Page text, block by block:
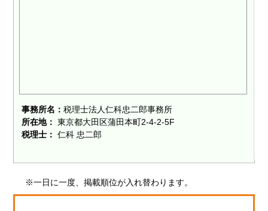
事務所名：税理士法人仁科忠二郎事務所
所在地： 東京都大田区蒲田本町2-4-2-5F
税理士： 仁科 忠二郎
※一日に一度、掲載順位が入れ替わります。